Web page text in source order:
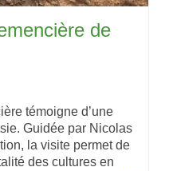
de
témoigne d’une
Guidée par Nicolas
la visite permet de
des cultures en